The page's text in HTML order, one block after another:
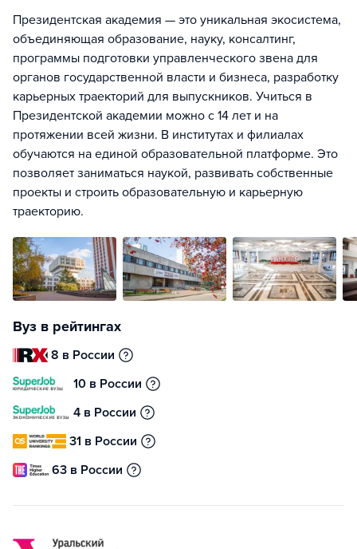
Президентская академия — это уникальная экосистема,
объединяющая образование, науку, консалтинг,
программы подготовки управленческого звена для
органов государственной власти и бизнеса, разработку
карьерных траекторий для выпускников. Учиться в
Президентской академии можно с 14 лет и на
протяжении всей жизни. В институтах и филиалах
обучаются на единой образовательной платформе. Это
позволяет заниматься наукой, развивать собственные
проекты и строить образовательную и карьерную
траекторию.
Вуз в рейтингах
8 в России
10 в России
4 в России
31 в России
63 в России